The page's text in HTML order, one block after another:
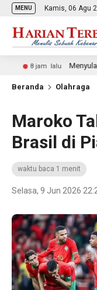
MENU Kamis, 06 Agu
jam lalu Menyulam
Beranda Olahraga
Maroko
Brasil di
waktu baca 1 menit
Selasa, 9 Jun 2026